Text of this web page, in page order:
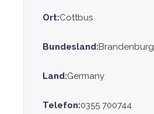
Ort:Cottbus
Bundesland:Brandenburg
Land:Germany
Telefon:0355 700744